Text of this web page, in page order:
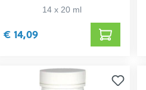
14 x 20 ml
€ 14,09